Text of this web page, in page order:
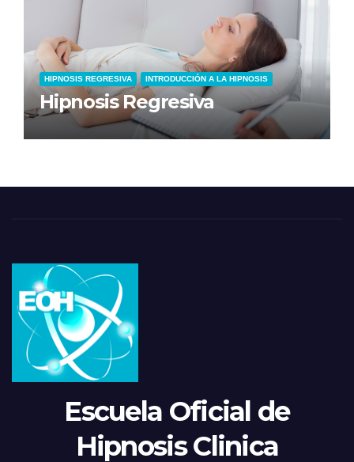
HIPNOSIS REGRESIVA INTRODUCCIÓN A LA HIPNOSIS
Hipnosis Regresiva
Escuela Oficial de
Hipnosis Clinica